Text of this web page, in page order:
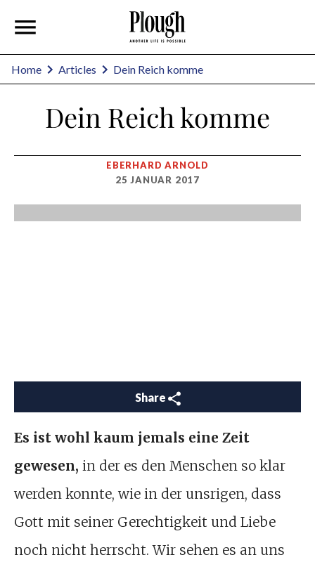
Home Articles Dein Reich komme
Dein Reich komme
EBERHARD ARNOLD
25 JANUAR 2017
Share
Es ist wohl kaum jemals eine Zeit
gewesen, in der es den Menschen so klar
werden konnte, wie in der unsrigen, dass
Gott mit seiner Gerechtigkeit und Liebe
noch nicht herrscht. Wir sehen es an uns